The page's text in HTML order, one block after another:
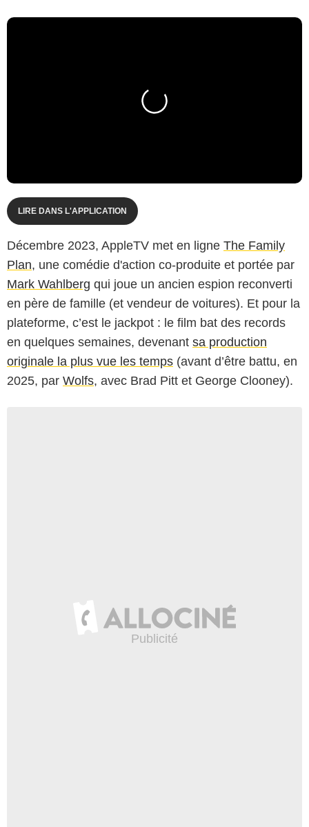
LIRE DANS L'APPLICATION
Décembre 2023, AppleTV met en ligne The Family
Plan, une comédie d'action co-produite et portée par
Mark Wahlberg qui joue un ancien espion reconverti
en père de famille (et vendeur de voitures). Et pour la
plateforme, c’est le jackpot : le film bat des records
en quelques semaines, devenant sa production
originale la plus vue les temps (avant d’être battu, en
2025, par Wolfs, avec Brad Pitt et George Clooney).